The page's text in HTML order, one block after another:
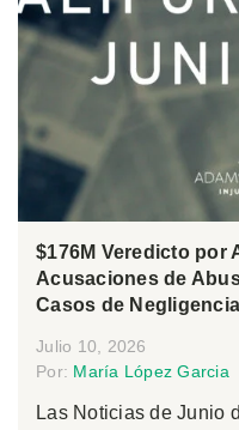
$176M Veredicto por
Acusaciones de
Casos de
Julio 10, 2026
Por: María López Garcia
Las Noticias de Junio